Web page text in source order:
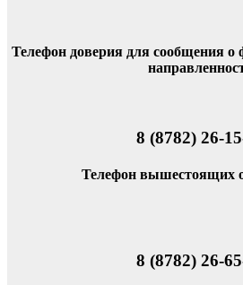
Телефон доверия для сообщения о
8 (8782) 26-
Телефон вышестоящих
8 (8782) 26-